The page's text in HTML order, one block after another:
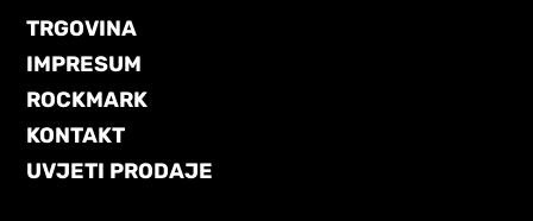
TRGOVINA
IMPRESUM
ROCKMARK
KONTAKT
UVJETI PRODAJE